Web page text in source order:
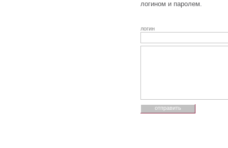
логином и паролем.
логин